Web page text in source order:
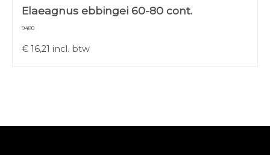
Elaeagnus ebbingei 60-80 cont.
9480
€ 16,21 incl. btw